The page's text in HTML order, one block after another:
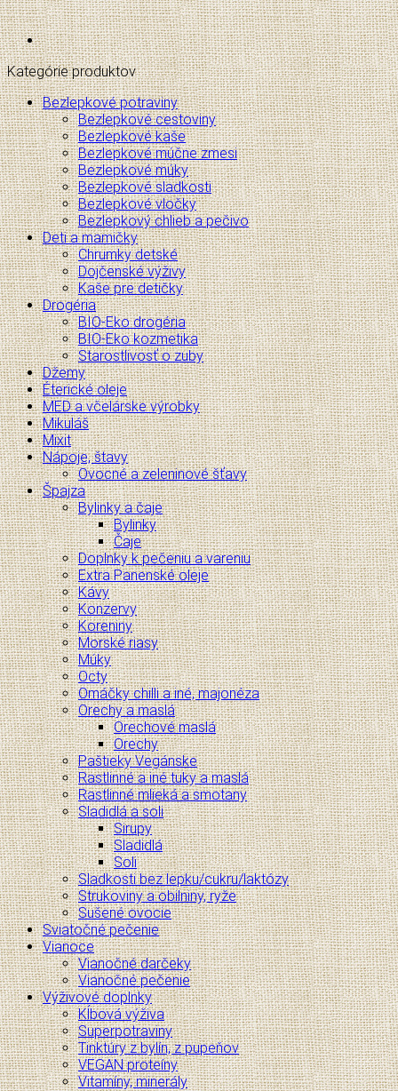
Kategórie produktov
Bezlepkové potraviny
Bezlepkové cestoviny
Bezlepkové kaše
Bezlepkové múčne zmesi
Bezlepkové múky
Bezlepkové sladkosti
Bezlepkové vločky
Bezlepkový chlieb a pečivo
Deti a mamičky
Chrumky detské
Dojčenské výživy
Kaše pre detičky
Drogéria
BIO-Eko drogéria
BIO-Eko kozmetika
Starostlivosť o zuby
Džemy
Éterické oleje
MED a včelárske výrobky
Mikuláš
Mixit
Nápoje, štavy
Ovocné a zeleninové šťavy
Špajza
Bylinky a čaje
Bylinky
Čaje
Doplnky k pečeniu a vareniu
Extra Panenské oleje
Kávy
Konzervy
Koreniny
Morské riasy
Múky
Octy
Omáčky chilli a iné, majonéza
Orechy a maslá
Orechové maslá
Orechy
Paštieky Vegánske
Rastlinné a iné tuky a maslá
Rastlinné mlieká a smotany
Sladidlá a soli
Sirupy
Sladidlá
Soli
Sladkosti bez lepku/cukru/laktózy
Strukoviny a obilniny, ryže
Sušené ovocie
Sviatočné pečenie
Vianoce
Vianočné darčeky
Vianočné pečenie
Výživové doplnky
Kĺbová výživa
Superpotraviny
Tinktúry z bylín, z pupeňov
VEGAN proteíny
Vitamíny, minerály